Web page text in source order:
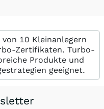
10 Kleinanlegern
Zertifikaten. Turbo-
Produkte und
geeignet.